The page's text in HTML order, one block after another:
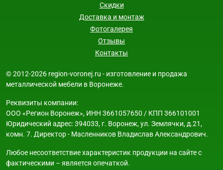
Скидки
Доставка и монтаж
Фотогалерея
Отзывы
Контакты
© 2012-2026 region-voronej.ru - изготовление и продажа
металлической мебели в Воронеже.
Реквизиты компании:
ООО «Регион Воронеж», ИНН 3661057650 / КПП 366101001
Юридический адрес: 394033, г. Воронеж, ул. Землячки, д.21,
комн. 7. Директор - Масленников Владислав Александрович.
Любое несоответствие характеристик продукции на сайте с
фактическими – является опечаткой.